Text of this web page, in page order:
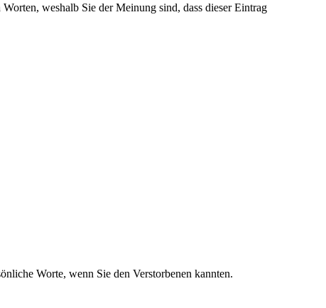
weshalb Sie der Meinung sind, dass dieser Eintrag
Worte, wenn Sie den Verstorbenen kannten.